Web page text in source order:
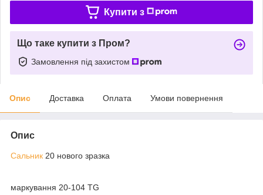
Купити з
Що таке купити з Пром?
Замовлення під захистом
Опис Доставка Оплата Умови повернення
Опис
Сальник 20 нового зразка
маркування 20-104 TG